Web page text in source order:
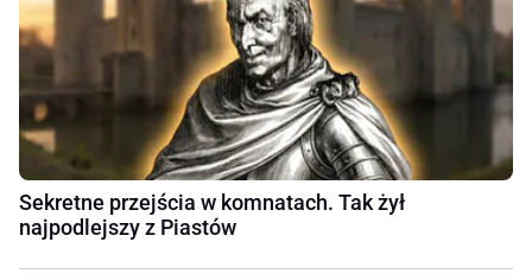
Sekretne przejścia w komnatach. Tak żył
najpodlejszy z Piastów